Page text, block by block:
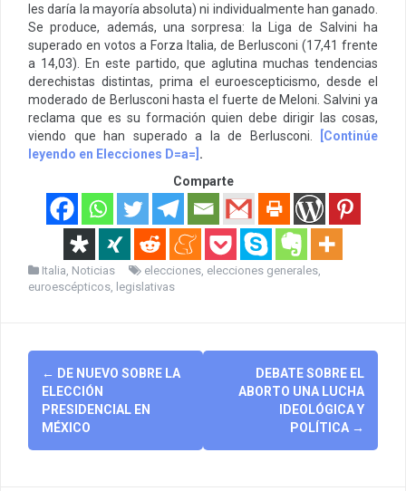
les daría la mayoría absoluta) ni individualmente han ganado.
Se produce, además, una sorpresa: la Liga de Salvini ha
superado en votos a Forza Italia, de Berlusconi (17,41 frente
a 14,03). En este partido, que aglutina muchas tendencias
derechistas distintas, prima el euroescepticismo, desde el
moderado de Berlusconi hasta el fuerte de Meloni. Salvini ya
reclama que es su formación quien debe dirigir las cosas,
viendo que han superado a la de Berlusconi.
[Continúe
leyendo en Elecciones D=a=] .
Comparte
Italia Noticias elecciones elecciones generales
euroescépticos
legislativas
Post
navigation
← DE NUEVO SOBRE LA
ELECCIÓN
PRESIDENCIAL EN
MÉXICO
DEBATE SOBRE EL
ABORTO UNA LUCHA
IDEOLÓGICA Y
POLÍTICA →